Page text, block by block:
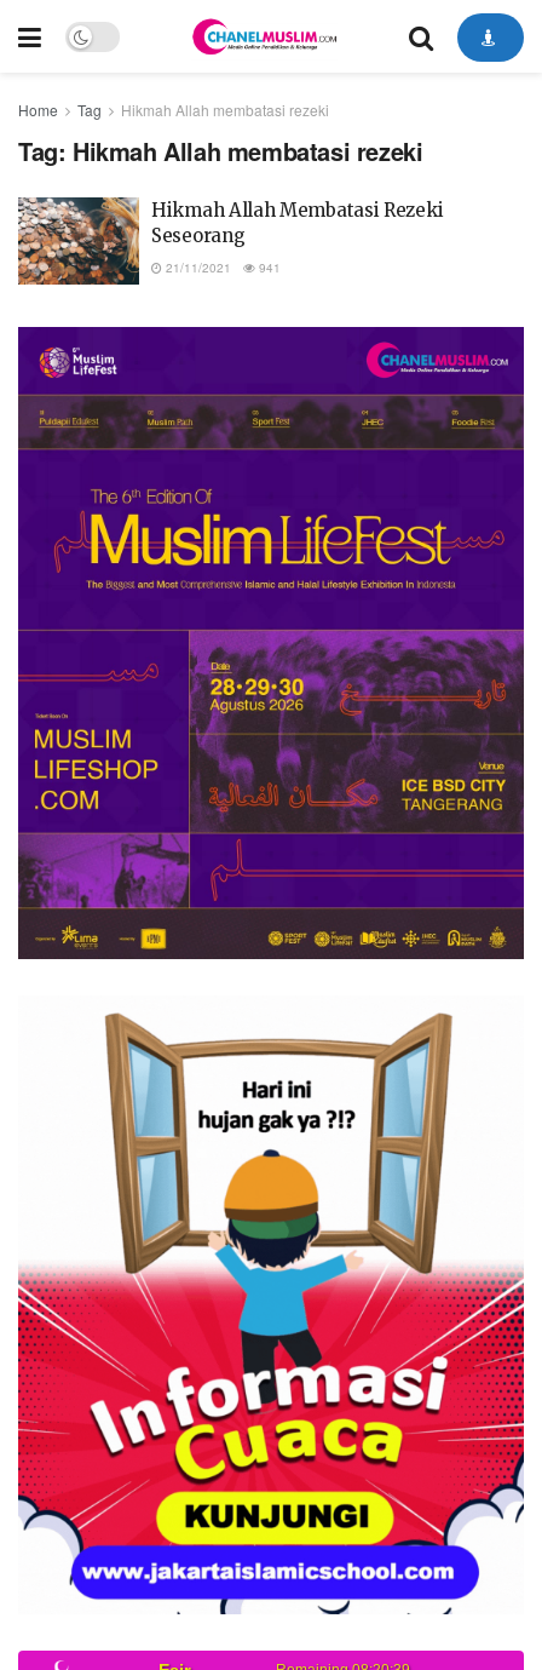
Home Tag Hikmah Allah membatasi rezeki
Tag: Hikmah Allah membatasi rezeki
Hikmah Allah Membatasi Rezeki
Seseorang
21/11/2021 941